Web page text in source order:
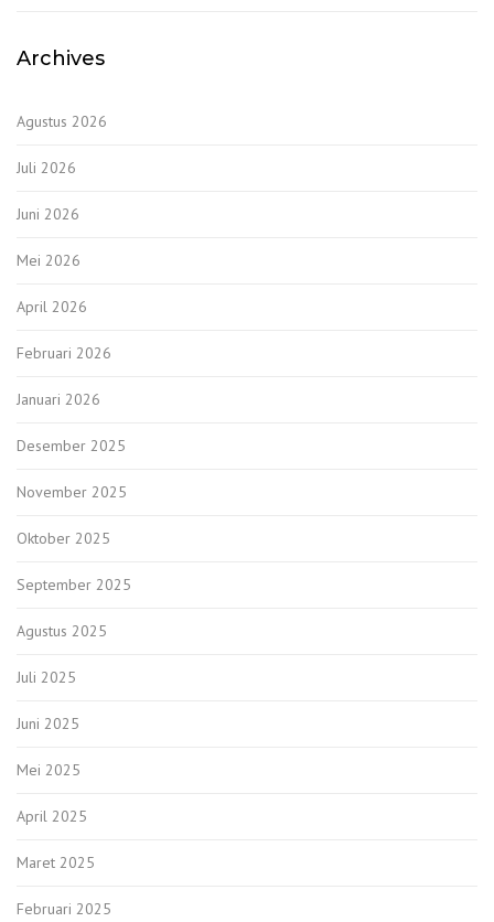
Archives
Agustus 2026
Juli 2026
Juni 2026
Mei 2026
April 2026
Februari 2026
Januari 2026
Desember 2025
November 2025
Oktober 2025
September 2025
Agustus 2025
Juli 2025
Juni 2025
Mei 2025
April 2025
Maret 2025
Februari 2025